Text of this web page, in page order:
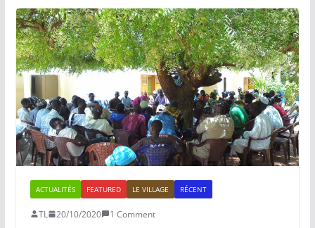
ACTUALITÉS FEATURED LE VILLAGE RÉCENT
TL 20/10/2020 1 Comment